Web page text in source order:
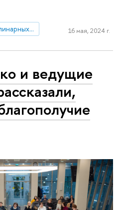
НЦМУ "Центр междисциплинарных исследований человеческого потенциала"
16 мая, 2024 г.
и ведущие